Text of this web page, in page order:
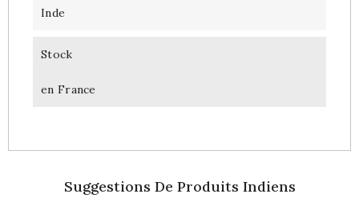
Inde
Stock
en France
Suggestions De Produits Indiens